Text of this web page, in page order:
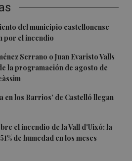
del municipio castellonense
por el incendio
Serrano o Juan Evaristo Valls
la programación de agosto de
en los Barrios’ de Castelló llegan
el incendio de la Vall d'Uixó: la
de humedad en los meses